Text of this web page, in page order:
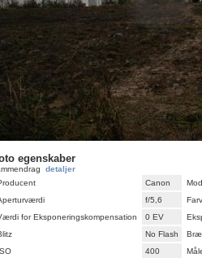
egenskaber
detaljer
Canon
f/5,6
for Eksponeringskompensation
0 EV
No Flash
400